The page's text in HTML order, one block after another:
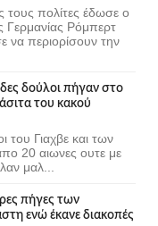
τους πολίτες έδωσε ο
Γερμανίας Ρόμπερτ
να περιορίσουν την
δούλοι πήγαν στο
του κακού
του Γιαχβε και των
20 αιωνες ουτε με
μαλ...
πήγες των
ενώ έκανε διακοπές